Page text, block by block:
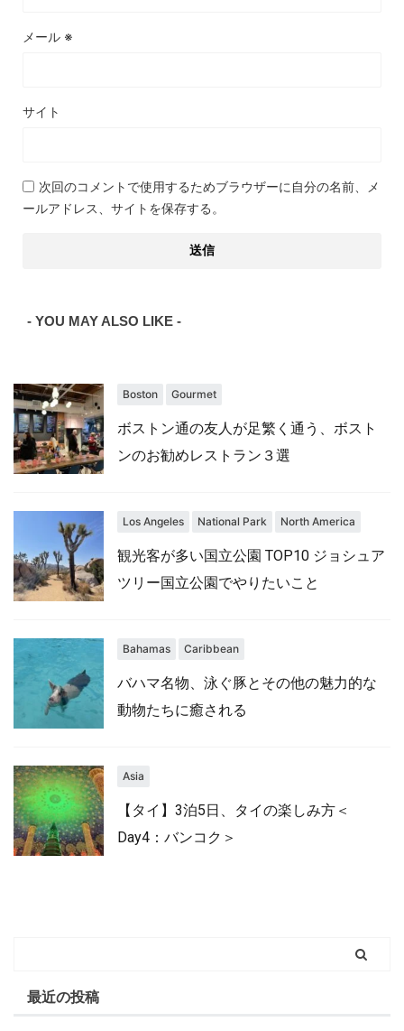
メール ※
サイト
次回のコメントで使用するためブラウザーに自分の名前、メ
ールアドレス、サイトを保存する。
- YOU MAY ALSO LIKE -
Boston Gourmet
ボストン通の友人が足繁く通う、ボスト
ンのお勧めレストラン３選
Los Angeles National Park North America
観光客が多い国立公園 TOP10 ジョシュア
ツリー国立公園でやりたいこと
Bahamas Caribbean
バハマ名物、泳ぐ豚とその他の魅力的な
動物たちに癒される
Asia
【タイ】3泊5日、タイの楽しみ方＜
Day4：バンコク＞
最近の投稿